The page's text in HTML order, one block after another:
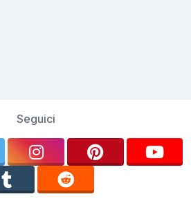
Seguici